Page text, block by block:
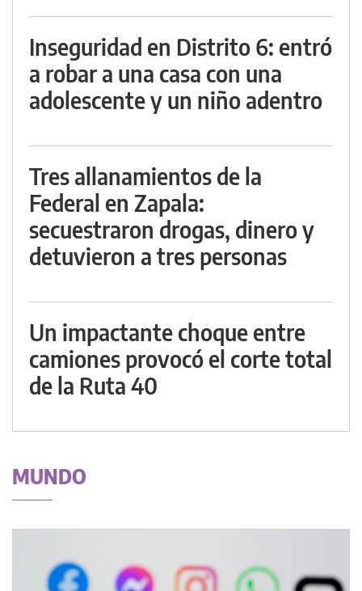
Inseguridad en Distrito 6: entró
a robar a una casa con una
adolescente y un niño adentro
Tres allanamientos de la
Federal en Zapala:
secuestraron drogas, dinero y
detuvieron a tres personas
Un impactante choque entre
camiones provocó el corte total
de la Ruta 40
MUNDO